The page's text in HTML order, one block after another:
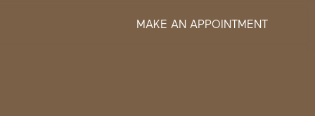
MAKE AN APPOINTMENT